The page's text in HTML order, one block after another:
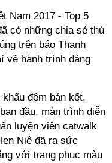
Nam 2017 - Top 5
có những chia sẻ thú
trên báo Thanh
về hành trình đáng
đêm bán kết,
đầu, màn trình diễn
luyện viên catwalk
Niê đã ra sức
với trang phục màu